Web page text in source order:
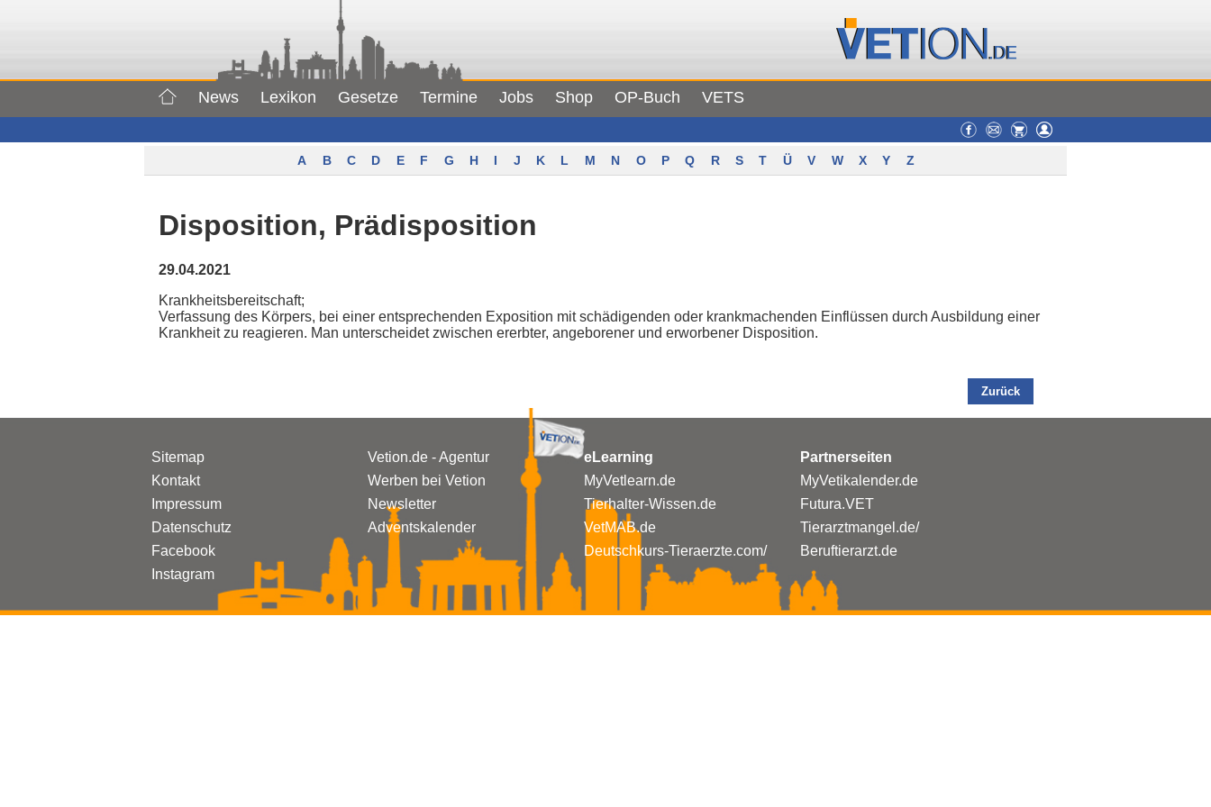
News Lexikon Gesetze Termine Jobs Shop OP-Buch VETS
A B C D E F G H I J K L M N O P Q R S T Ü V W X Y Z
Disposition, Prädisposition
29.04.2021
Krankheitsbereitschaft;
Verfassung des Körpers, bei einer entsprechenden Exposition mit schädigenden oder krankmachenden Einflüssen durch Ausbildung einer
Krankheit zu reagieren. Man unterscheidet zwischen ererbter, angeborener und erworbener Disposition.
Zurück
Sitemap
Kontakt
Impressum
Datenschutz
Facebook
Instagram
Vetion.de - Agentur
Werben bei Vetion
Newsletter
Adventskalender
eLearning
MyVetlearn.de
Tierhalter-Wissen.de
VetMAB.de
Deutschkurs-Tieraerzte.com/
Partnerseiten
MyVetikalender.de
Futura.VET
Tierarztmangel.de/
Beruftierarzt.de